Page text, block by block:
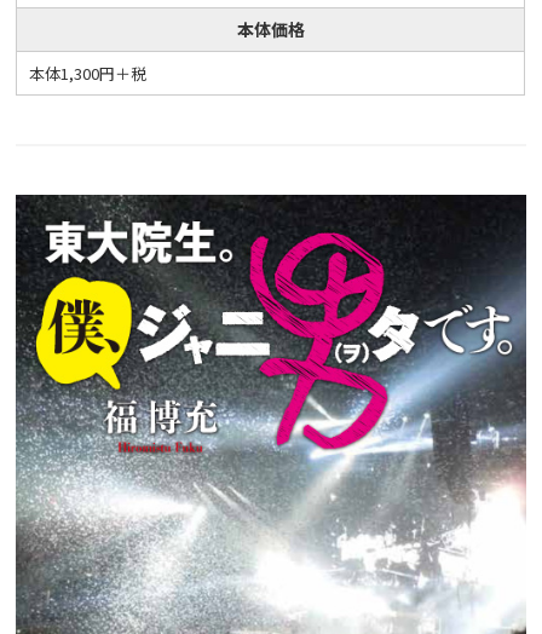
本体価格
本体1,300円＋税